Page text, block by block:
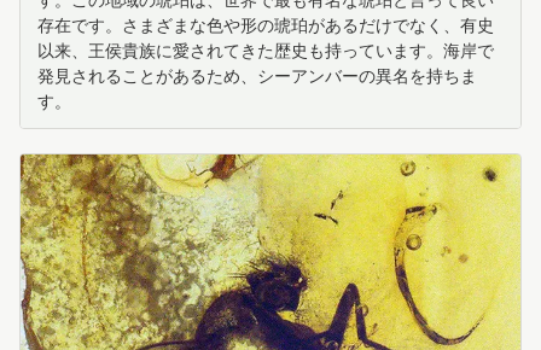
存在です。さまざまな色や形の琥珀があるだけでなく、有史
以来、王侯貴族に愛されてきた歴史も持っています。海岸で
発見されることがあるため、シーアンバーの異名を持ちま
す。